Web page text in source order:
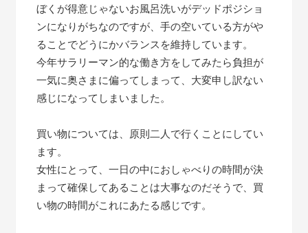
ぼくが得意じゃないお風呂洗いがデッドポジショ
ンになりがちなのですが、手の空いている方がや
ることでどうにかバランスを維持しています。
今年サラリーマン的な働き方をしてみたら負担が
一気に奥さまに偏ってしまって、大変申し訳ない
感じになってしまいました。
買い物については、原則二人で行くことにしてい
ます。
女性にとって、一日の中におしゃべりの時間が決
まって確保してあることは大事なのだそうで、買
い物の時間がこれにあたる感じです。